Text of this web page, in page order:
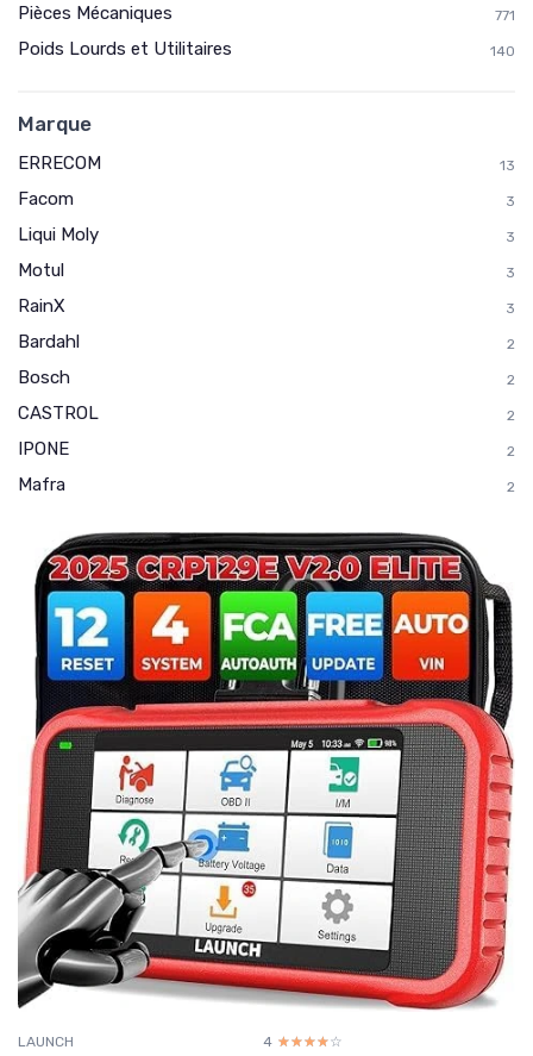
Pièces Mécaniques 771
Poids Lourds et Utilitaires 140
Marque
ERRECOM 13
Facom 3
Liqui Moly 3
Motul 3
RainX 3
Bardahl 2
Bosch 2
CASTROL 2
IPONE 2
Mafra 2
LAUNCH 4 ☆☆☆☆☆
★★★★★